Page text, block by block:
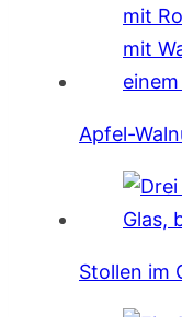
Apfel-
Stollen im